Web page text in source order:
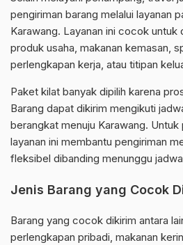
pengiriman barang melalui layanan
Karawang. Layanan ini cocok untuk
produk usaha, makanan kemasan,
perlengkapan kerja, atau titipan
Paket kilat banyak dipilih karena
Barang dapat dikirim mengikuti
berangkat menuju Karawang. Untuk
layanan ini membantu pengiriman
fleksibel dibanding menunggu
Jenis Barang yang Cocok
Barang yang cocok dikirim antara
perlengkapan pribadi, makanan